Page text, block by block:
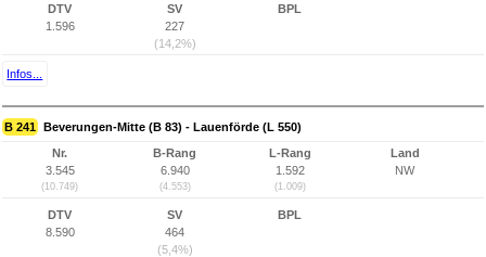
DTV
1.596
SV
227
(14,2%)
BPL
Infos...
B 241 Beverungen-Mitte (B 83) - Lauenförde (L 550)
Nr.
3.545
(10.749)
B-Rang
6.940
(4.553)
L-Rang
1.592
(1.009)
Land
NW
DTV
8.590
SV
464
(5,4%)
BPL